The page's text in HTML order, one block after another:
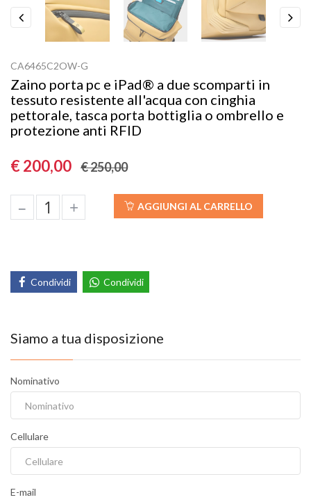
CA6465C2OW-G
Zaino porta pc e iPad® a due scomparti in
tessuto resistente all'acqua con cinghia
pettorale, tasca porta bottiglia o ombrello e
protezione anti RFID
€ 200,00 € 250,00
– + AGGIUNGI AL CARRELLO
Condividi Condividi
Siamo a tua disposizione
Nominativo
Cellulare
E-mail